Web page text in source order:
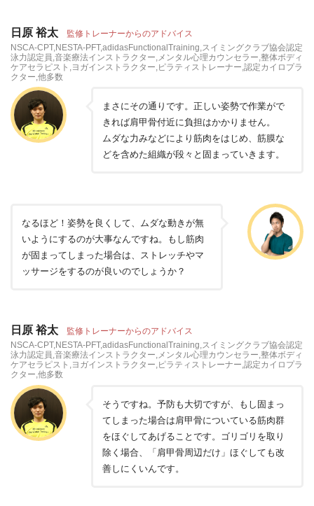
日原 裕太 監修トレーナーからのアドバイス
NSCA-CPT,NESTA-PFT,adidasFunctionalTraining,スイミングクラブ協会認定
泳力認定員,音楽療法インストラクター,メンタル心理カウンセラー,整体ボディ
ケアセラピスト,ヨガインストラクター,ピラティストレーナー,認定カイロプラ
クター,他多数
まさにその通りです。正しい姿勢で作業がで
きれば肩甲骨付近に負担はかかりません。
ムダな力みなどにより筋肉をはじめ、筋膜な
どを含めた組織が段々と固まっていきます。
なるほど！姿勢を良くして、ムダな動きが無
いようにするのが大事なんですね。もし筋肉
が固まってしまった場合は、ストレッチやマ
ッサージをするのが良いのでしょうか？
日原 裕太 監修トレーナーからのアドバイス
NSCA-CPT,NESTA-PFT,adidasFunctionalTraining,スイミングクラブ協会認定
泳力認定員,音楽療法インストラクター,メンタル心理カウンセラー,整体ボディ
ケアセラピスト,ヨガインストラクター,ピラティストレーナー,認定カイロプラ
クター,他多数
そうですね。予防も大切ですが、もし固まっ
てしまった場合は肩甲骨についている筋肉群
をほぐしてあげることです。ゴリゴリを取り
除く場合、「肩甲骨周辺だけ」ほぐしても改
善しにくいんです。